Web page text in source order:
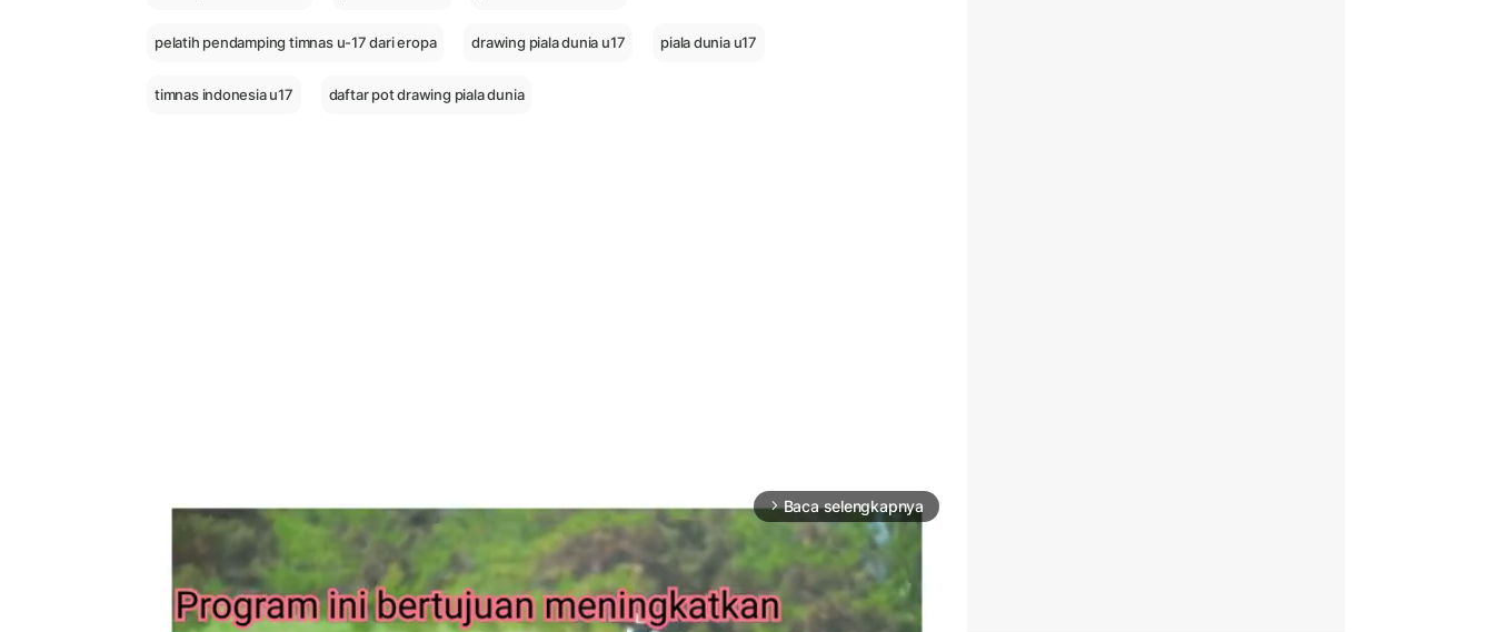
pelatih pendamping timnas u-17 dari eropa drawing piala dunia u17 piala dunia u17
timnas indonesia u17 daftar pot drawing piala dunia
arrow_forward_ios Baca selengkapnya